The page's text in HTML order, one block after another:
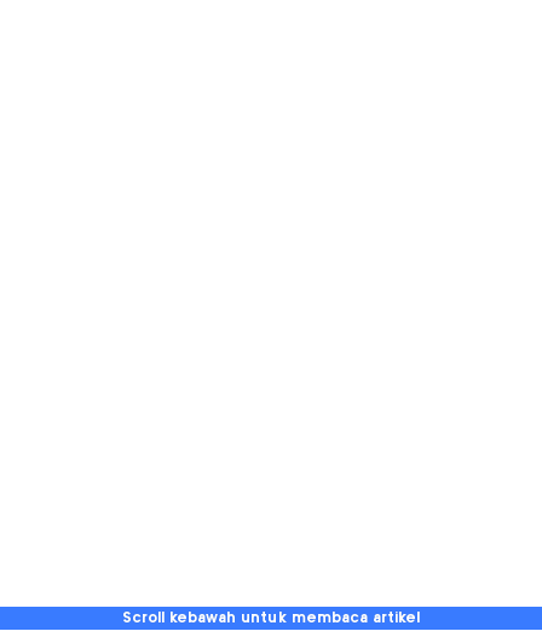
Scroll kebawah untuk membaca artikel